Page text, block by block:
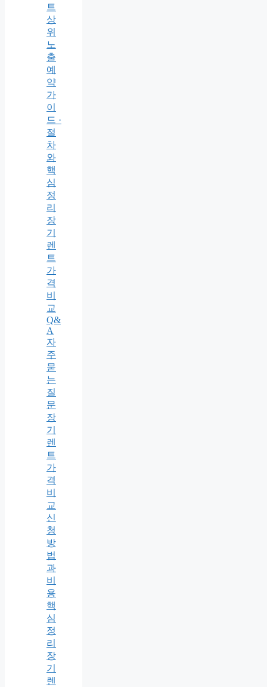
트
상
위
노
출
예
약
가
이
드 ·
절
차
와
핵
심
정
리
장
기
렌
트
가
격
비
교
Q&
A
자
주
묻
는
질
문
장
기
렌
트
가
격
비
교
신
청
방
법
과
비
용
핵
심
정
리
장
기
렌